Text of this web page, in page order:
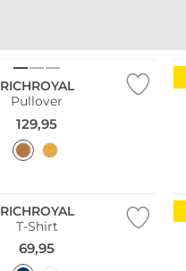
RICHROYAL
Pullover
129,95
RICHROYAL
T-Shirt
69,95